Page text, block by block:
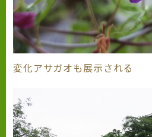
変化アサガオも展示される